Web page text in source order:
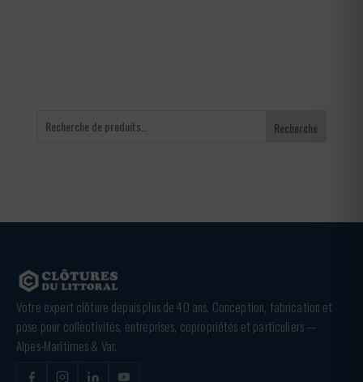
Recherche
Votre expert clôture depuis plus de 40 ans. Conception, fabrication et
pose pour collectivités, entreprises, copropriétés et particuliers —
Alpes-Maritimes & Var.